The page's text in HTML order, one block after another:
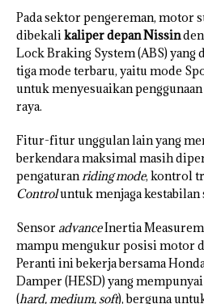
Pada sektor pengereman, motor
dibekalikaliper depan Nissin
Lock Braking System (ABS) yang
tiga mode terbaru, yaitu mode
untuk menyesuaikan
raya.
Fitur-fitur unggulan lain yang
berkendara maksimal masih
pengaturanriding mode, kontrol
Controluntuk menjaga kestabilan
Sensor advanceInertia
mampu mengukur posisi motor
Peranti ini bekerja bersama
Damper (HESD) yang
(hard, medium, soft), berguna